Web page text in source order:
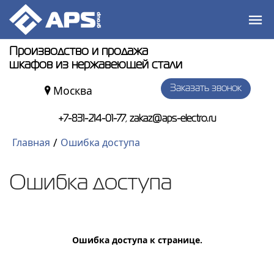
Производство и продажа
шкафов из нержавеющей стали
Москва Заказать звонок
+7-831-214-01-77, zakaz@aps-electro.ru
Главная / Ошибка доступа
Ошибка доступа
Ошибка доступа к странице.